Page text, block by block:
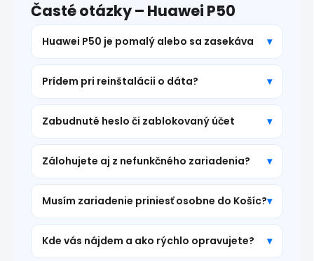
Časté otázky – Huawei P50
Huawei P50 je pomalý alebo sa zasekáva
Prídem pri reinštalácii o dáta?
Zabudnuté heslo či zablokovaný účet
Zálohujete aj z nefunkčného zariadenia?
Musím zariadenie priniesť osobne do Košíc?
Kde vás nájdem a ako rýchlo opravujete?